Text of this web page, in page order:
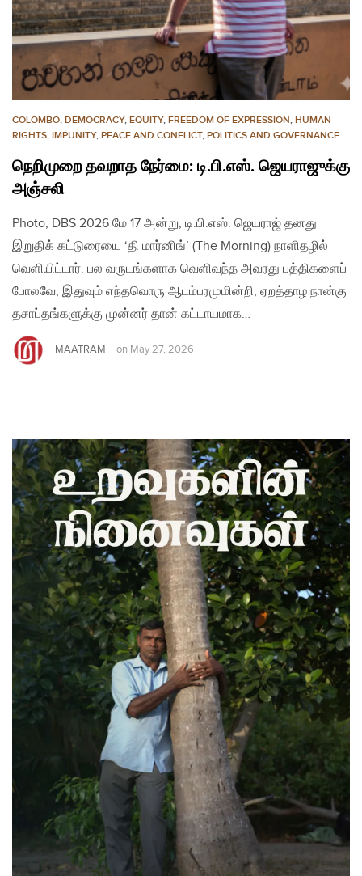
COLOMBO, DEMOCRACY, EQUITY, FREEDOM OF EXPRESSION, HUMAN
RIGHTS, IMPUNITY, PEACE AND CONFLICT, POLITICS AND GOVERNANCE
நெறிமுறை தவறாத நேர்மை: டி.பி.எஸ். ஜெயராஜுக்கு
அஞ்சலி
Photo, DBS 2026 மே 17 அன்று, டி.பி.எஸ். ஜெயராஜ் தனது
இறுதிக் கட்டுரையை ‘தி மார்னிங்’ (The Morning) நாளிதழில்
வெளியிட்டார். பல வருடங்களாக வெளிவந்த அவரது பத்திகளைப்
போலவே, இதுவும் எந்தவொரு ஆடம்பரமுமின்றி, ஏறத்தாழ நான்கு
தசாப்தங்களுக்கு முன்னர் தான் கட்டாயமாக…
MAATRAM on May 27, 2026